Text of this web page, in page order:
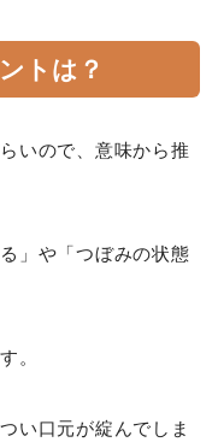
トは？
いので、意味から推
」や「つぼみの状態
。
い口元が綻んでしま